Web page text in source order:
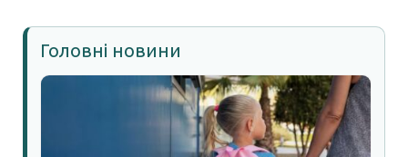
Головні новини